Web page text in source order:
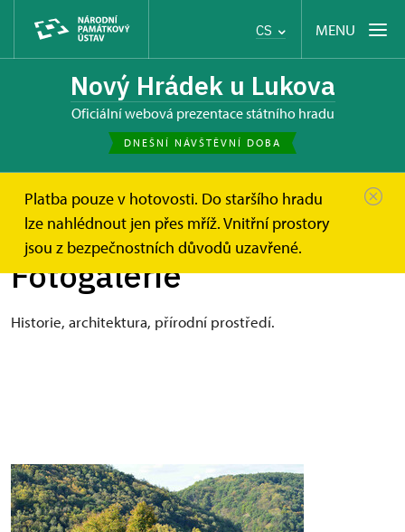
CS MENU
Nový Hrádek u Lukova
oficiální webová prezentace státního hradu
DNEŠNÍ NÁVŠTĚVNÍ DOBA
Platba pouze v hotovosti. Do staršího hradu
lze nahlédnout jen přes mříž. Vnitřní prostory
jsou z bezpečnostních důvodů uzavřené.
Nový Hrádek u Lukova Fotogalerie
Fotogalerie
Historie, architektura, přírodní prostředí.